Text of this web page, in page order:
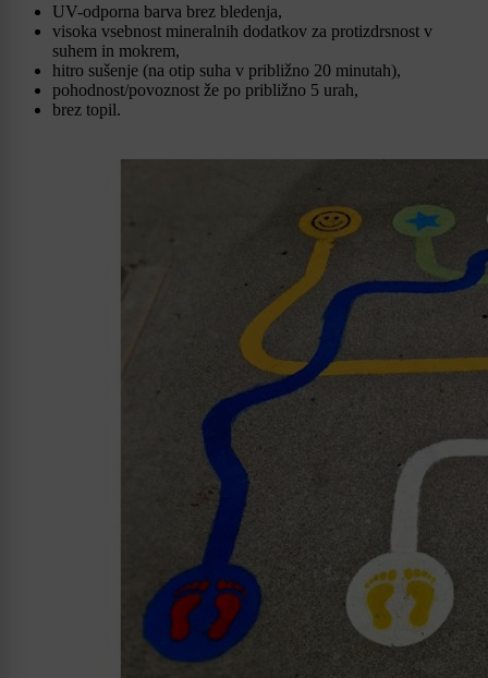
UV-odporna barva brez bledenja,
visoka vsebnost mineralnih dodatkov za protizdrsnost v
suhem in mokrem,
hitro sušenje (na otip suha v približno 20 minutah),
pohodnost/povoznost že po približno 5 urah,
brez topil.